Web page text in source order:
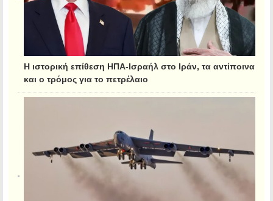
Η ιστορική επίθεση ΗΠΑ-Ισραήλ στο Ιράν, τα αντίποινα
και ο τρόμος για το πετρέλαιο